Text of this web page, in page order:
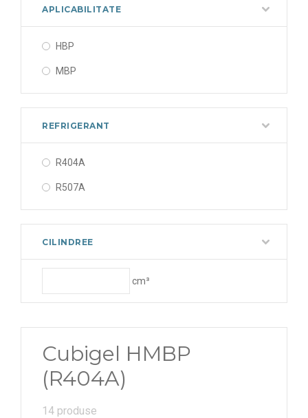
APLICABILITATE
HBP
MBP
REFRIGERANT
R404A
R507A
CILINDREE
cm³
Cubigel HMBP
(R404A)
14 produse